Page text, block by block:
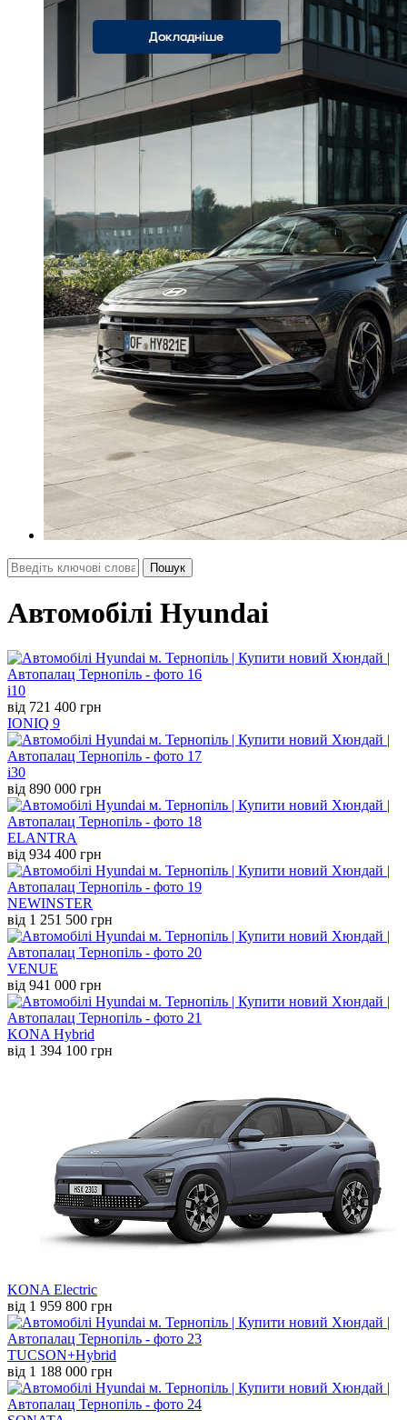
Автомобілі Hyundai
i10
від 721 400 грн
IONIQ 9
i30
від 890 000 грн
ELANTRA
від 934 400 грн
NEWINSTER
від 1 251 500 грн
VENUE
від 941 000 грн
KONA Hybrid
від 1 394 100 грн
KONA Electric
від 1 959 800 грн
TUCSON+Hybrid
від 1 188 000 грн